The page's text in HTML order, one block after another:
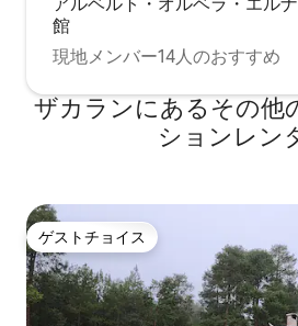
館
現地メンバー14人のおすすめ
ザカランにあるその他
ションレン
ゲストチョイス
ゲストチョイス